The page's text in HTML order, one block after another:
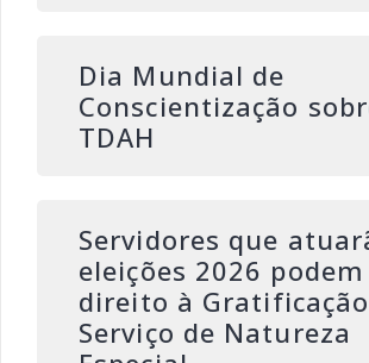
Dia Mundial de
Conscientização
TDAH
Servidores que
eleições 2026
direito à
Serviço de Natureza